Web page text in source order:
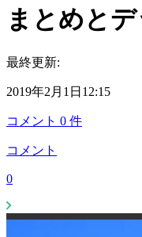
まとめとデ
最終更新:
2019年2月1日12:15
コメント 0 件
コメント
0